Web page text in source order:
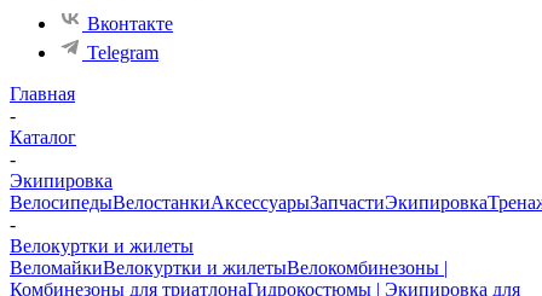
Вконтакте
Telegram
Главная
-
Каталог
-
Экипировка
ВелосипедыВелостанкиАксессуарыЗапчастиЭкипировка
-
Велокуртки и жилеты
ВеломайкиВелокуртки и жилетыВелокомбинезоны |
Комбинезоны для триатлонаГидрокостюмы | Экипировка для